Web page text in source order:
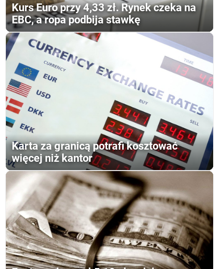
Kurs Euro przy 4,33 zł. Rynek czeka na
EBC, a ropa podbija stawkę
Karta za granicą potrafi kosztować
więcej niż kantor